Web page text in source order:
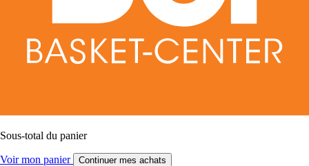
Sous-total du panier
Voir mon panier Continuer mes achats